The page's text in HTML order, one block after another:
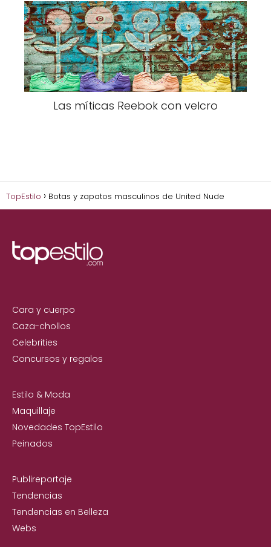
Las míticas Reebok con velcro
TopEstilo Botas y zapatos masculinos de United Nude
Cara y cuerpo
Caza-chollos
Celebrities
Concursos y regalos
Estilo & Moda
Maquillaje
Novedades TopEstilo
Peinados
Publireportaje
Tendencias
Tendencias en Belleza
Webs